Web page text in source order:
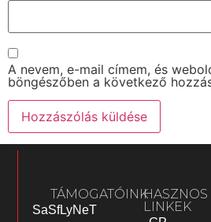
A nevem, e-mail címem, és
böngészőben a következő
TÁMOGATÓINK
SaSfLyNeT
HASZNOS
LINKEK